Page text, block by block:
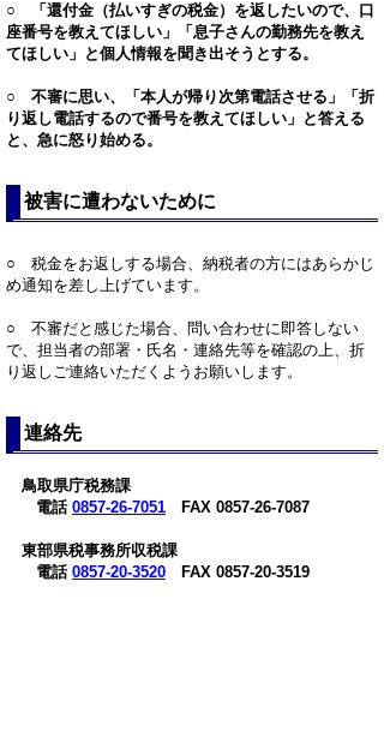
○ 「還付金（払いすぎの税金）を返したいので、口
座番号を教えてほしい」「息子さんの勤務先を教え
てほしい」と個人情報を聞き出そうとする。
○ 不審に思い、「本人が帰り次第電話させる」「折
り返し電話するので番号を教えてほしい」と答える
と、急に怒り始める。
被害に遭わないために
○ 税金をお返しする場合、納税者の方にはあらかじ
め通知を差し上げています。
○ 不審だと感じた場合、問い合わせに即答しない
で、担当者の部署・氏名・連絡先等を確認の上、折
り返しご連絡いただくようお願いします。
連絡先
鳥取県庁税務課
電話 0857-26-7051 FAX 0857-26-7087
東部県税事務所収税課
電話 0857-20-3520 FAX 0857-20-3519